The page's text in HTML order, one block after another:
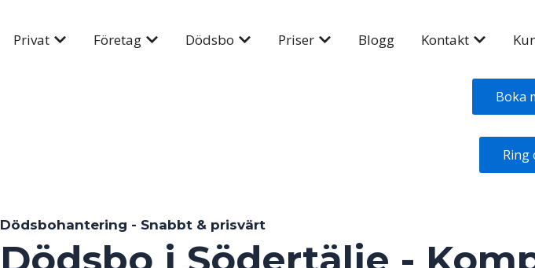
Privat Öppna Privat
Företag Öppna Företag
Dödsbo Öppna Dödsbo
Priser Öppna Priser
Blogg Kontakt Öppna
Boka
Ring
Dödsbohantering - Snabbt & prisvärt